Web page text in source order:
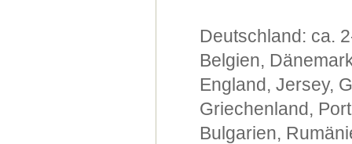
Deutschland: ca.
Belgien,
England, Jersey,
Griechenland,
Bulgarien,